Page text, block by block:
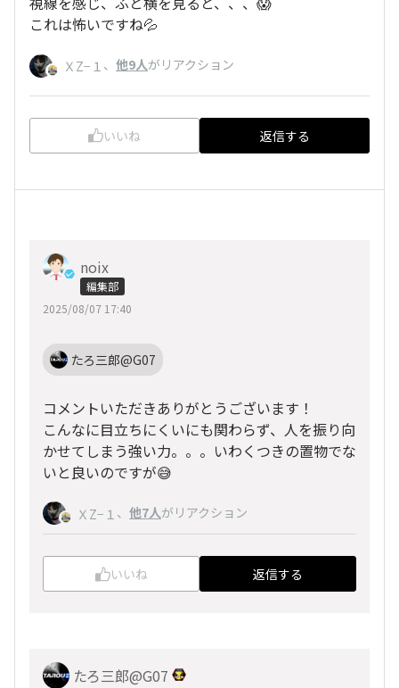
これは怖いですね💦
ＸZ−１ 、 他9人がリアクション
いいね 返信する
noix
編集部
2025/08/07 17:40
たろ三郎@G07
コメントいただきありがとうございます！
こんなに目立ちにくいにも関わらず、人を振り向
かせてしまう強い力。。。いわくつきの置物でな
いと良いのですが😅
ＸZ−１ 、 他7人がリアクション
いいね 返信する
たろ三郎@G07